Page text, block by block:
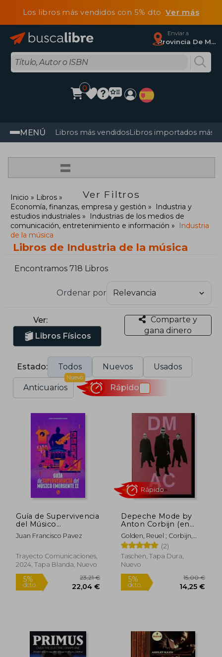
Los libros más vendidos con 5% dtoVer más
Enviar a
Provincia De Madrid
0
MENÚ Libros más vendidosLibros importados más
=
Ver Filtros
Inicio
Libros
Economía, finanzas, empresa y gestión
Industria y
estudios industriales
Industrias de los medios de
comunicación, entretenimiento e información
Industria
de la música
Libros de Industria de la música
Encontramos 718 Libros
Ordenar por
Ver:
Libros Físicos
Comparte y
gana dinero
Estado: Todos Nuevos Usados
Anticuarios
Nuevo
Rápido
Guía de Supervivencia
del Músico
Emergente II
Juan Francisco Pavez
Trayecto Comunicaciones,
2024, Tapa Blanda, Nuevo
5%
dcto. 22,04 €
Depeche Mode by
Anton Corbijn (en
Inglés)
Golden, Reuel ; Corbijn,
Anton
(2)
Taschen, Tapa Dura,
Nuevo
5%
dcto.
Rápido